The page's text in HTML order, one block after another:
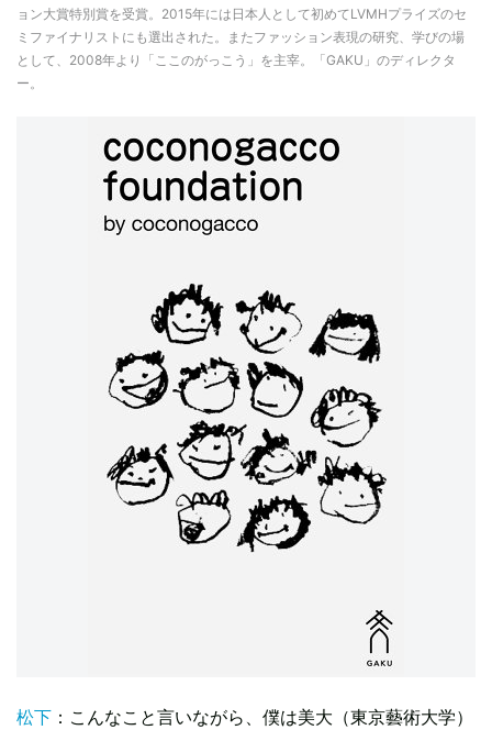
ョン大賞特別賞を受賞。2015年には日本人として初めてLVMHプライズのセ
ミファイナリストにも選出された。またファッション表現の研究、学びの場
として、2008年より「ここのがっこう」を主宰。「GAKU」のディレクタ
ー。
松下 ：こんなこと言いながら、僕は美大（東京藝術大学）